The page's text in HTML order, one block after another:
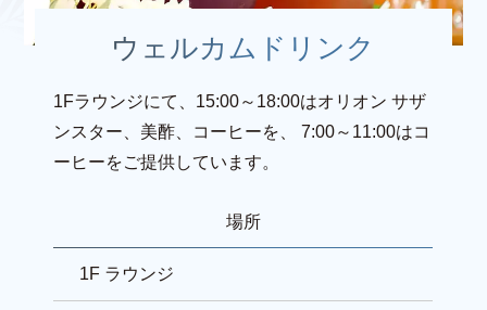
ウェルカムドリンク
1Fラウンジにて、15:00～18:00はオリオン サザ
ンスター、美酢、コーヒーを、
7:00～11:00はコ
ーヒーをご提供しています。
場所
1F ラウンジ